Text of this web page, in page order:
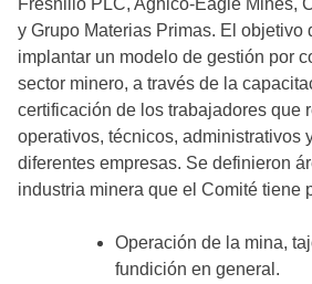
y Grupo Materias Primas. El
implantar un modelo de gestión por
sector minero, a través de la
certificación de los trabajadores que
operativos, técnicos, administrativos
diferentes empresas. Se definieron
industria minera que el Comité tiene
Operación de la mina,
fundición en general.